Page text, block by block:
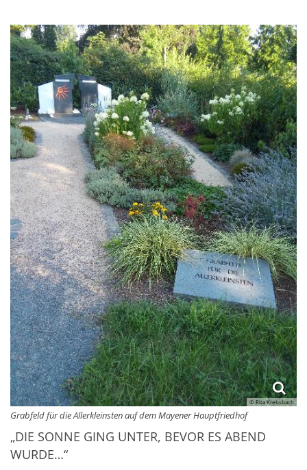
© Rita Krebsbach
Grabfeld für die Allerkleinsten auf dem Mayener Hauptfriedhof
„DIE SONNE GING UNTER, BEVOR ES ABEND
WURDE…“